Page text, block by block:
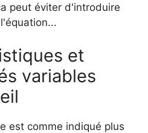
peut éviter d'introduire
et
variables
est comme indiqué plus